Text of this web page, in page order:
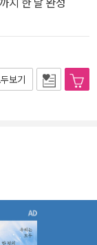
지 한 달 완성
보기